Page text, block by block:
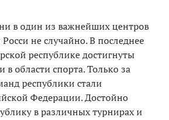
в один из важнейших центров
не случайно. В последнее
республике достигнуты
области спорта. Только за
республики стали
Федерации. Достойно
в различных турнирах и